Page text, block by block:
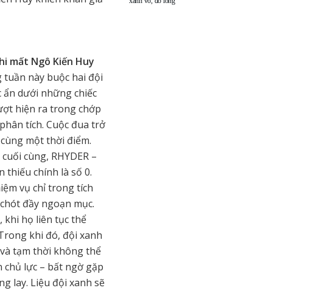
mất Ngô Kiến Huy
tuần này buộc hai đội
ẩn dưới những chiếc
hiện ra trong chớp
tích. Cuộc đua trở
một thời điểm.
cùng, RHYDER –
thiếu chính là số 0.
vụ chỉ trong tích
đầy ngoạn mục.
khi họ liên tục thể
khi đó, đội xanh
tạm thời không thể
chủ lực – bất ngờ gặp
lay. Liệu đội xanh sẽ